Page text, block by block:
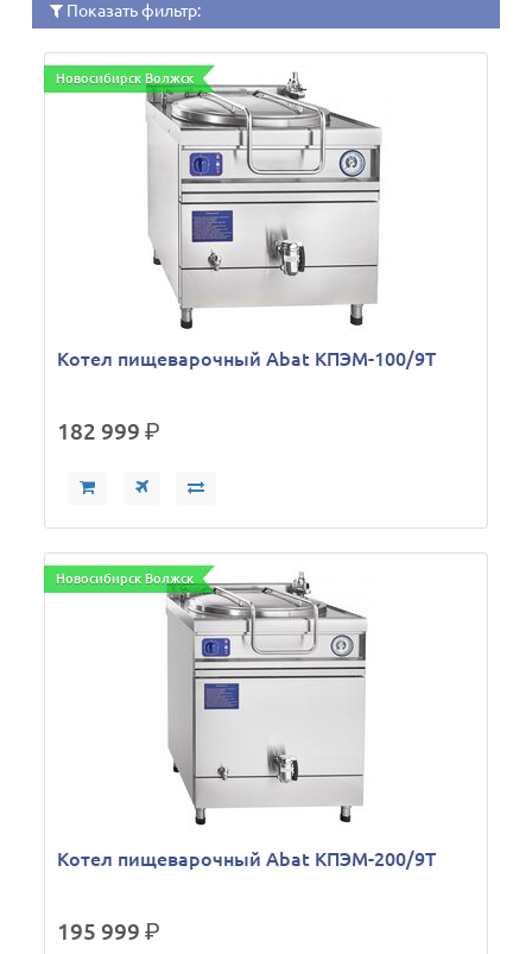
Показать фильтр:
Новосибирск Волжск
Котел пищеварочный Abat КПЭМ-100/9Т
182 999р.
Новосибирск Волжск
Котел пищеварочный Abat КПЭМ-200/9Т
195 999р.